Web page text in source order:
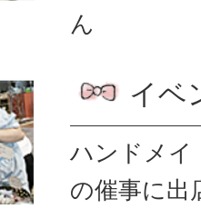
ん
イベ
ハンドメイ
の催事に出